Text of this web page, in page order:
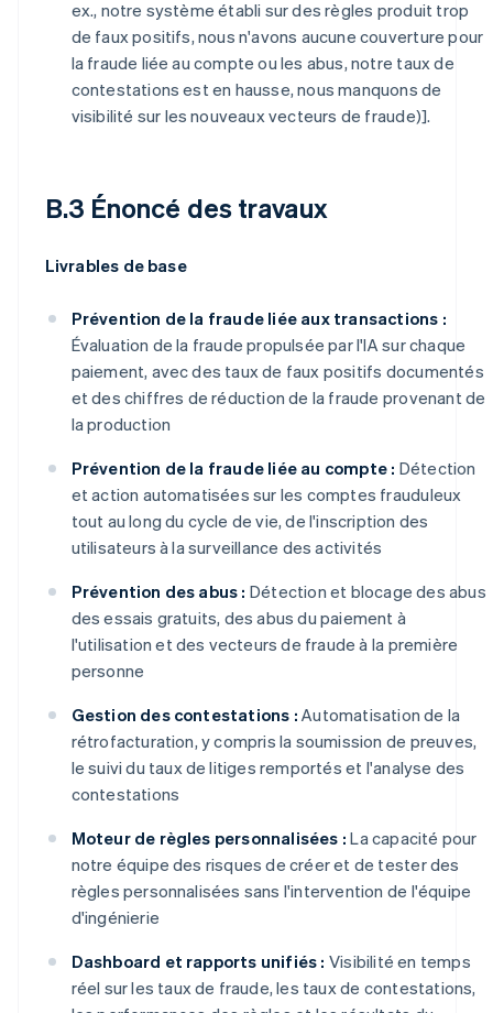
ex., notre système établi sur des règles produit trop
de faux positifs, nous n'avons aucune couverture pour
la fraude liée au compte ou les abus, notre taux de
contestations est en hausse, nous manquons de
visibilité sur les nouveaux vecteurs de fraude)].
B.3 Énoncé des travaux
Livrables de base
Prévention de la fraude liée aux transactions :
Évaluation de la fraude propulsée par l'IA sur chaque
paiement, avec des taux de faux positifs documentés
et des chiffres de réduction de la fraude provenant de
la production
Prévention de la fraude liée au compte : Détection
et action automatisées sur les comptes frauduleux
tout au long du cycle de vie, de l'inscription des
utilisateurs à la surveillance des activités
Prévention des abus : Détection et blocage des abus
des essais gratuits, des abus du paiement à
l'utilisation et des vecteurs de fraude à la première
personne
Gestion des contestations : Automatisation de la
rétrofacturation, y compris la soumission de preuves,
le suivi du taux de litiges remportés et l'analyse des
contestations
Moteur de règles personnalisées : La capacité pour
notre équipe des risques de créer et de tester des
règles personnalisées sans l'intervention de l'équipe
d'ingénierie
Dashboard et rapports unifiés : Visibilité en temps
réel sur les taux de fraude, les taux de contestations,